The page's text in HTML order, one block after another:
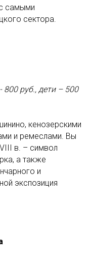
самыми
сектора.
800 руб., дети – 500
кенозерскими
и ремеслами. Вы
в. – символ
а также
и
экспозиция